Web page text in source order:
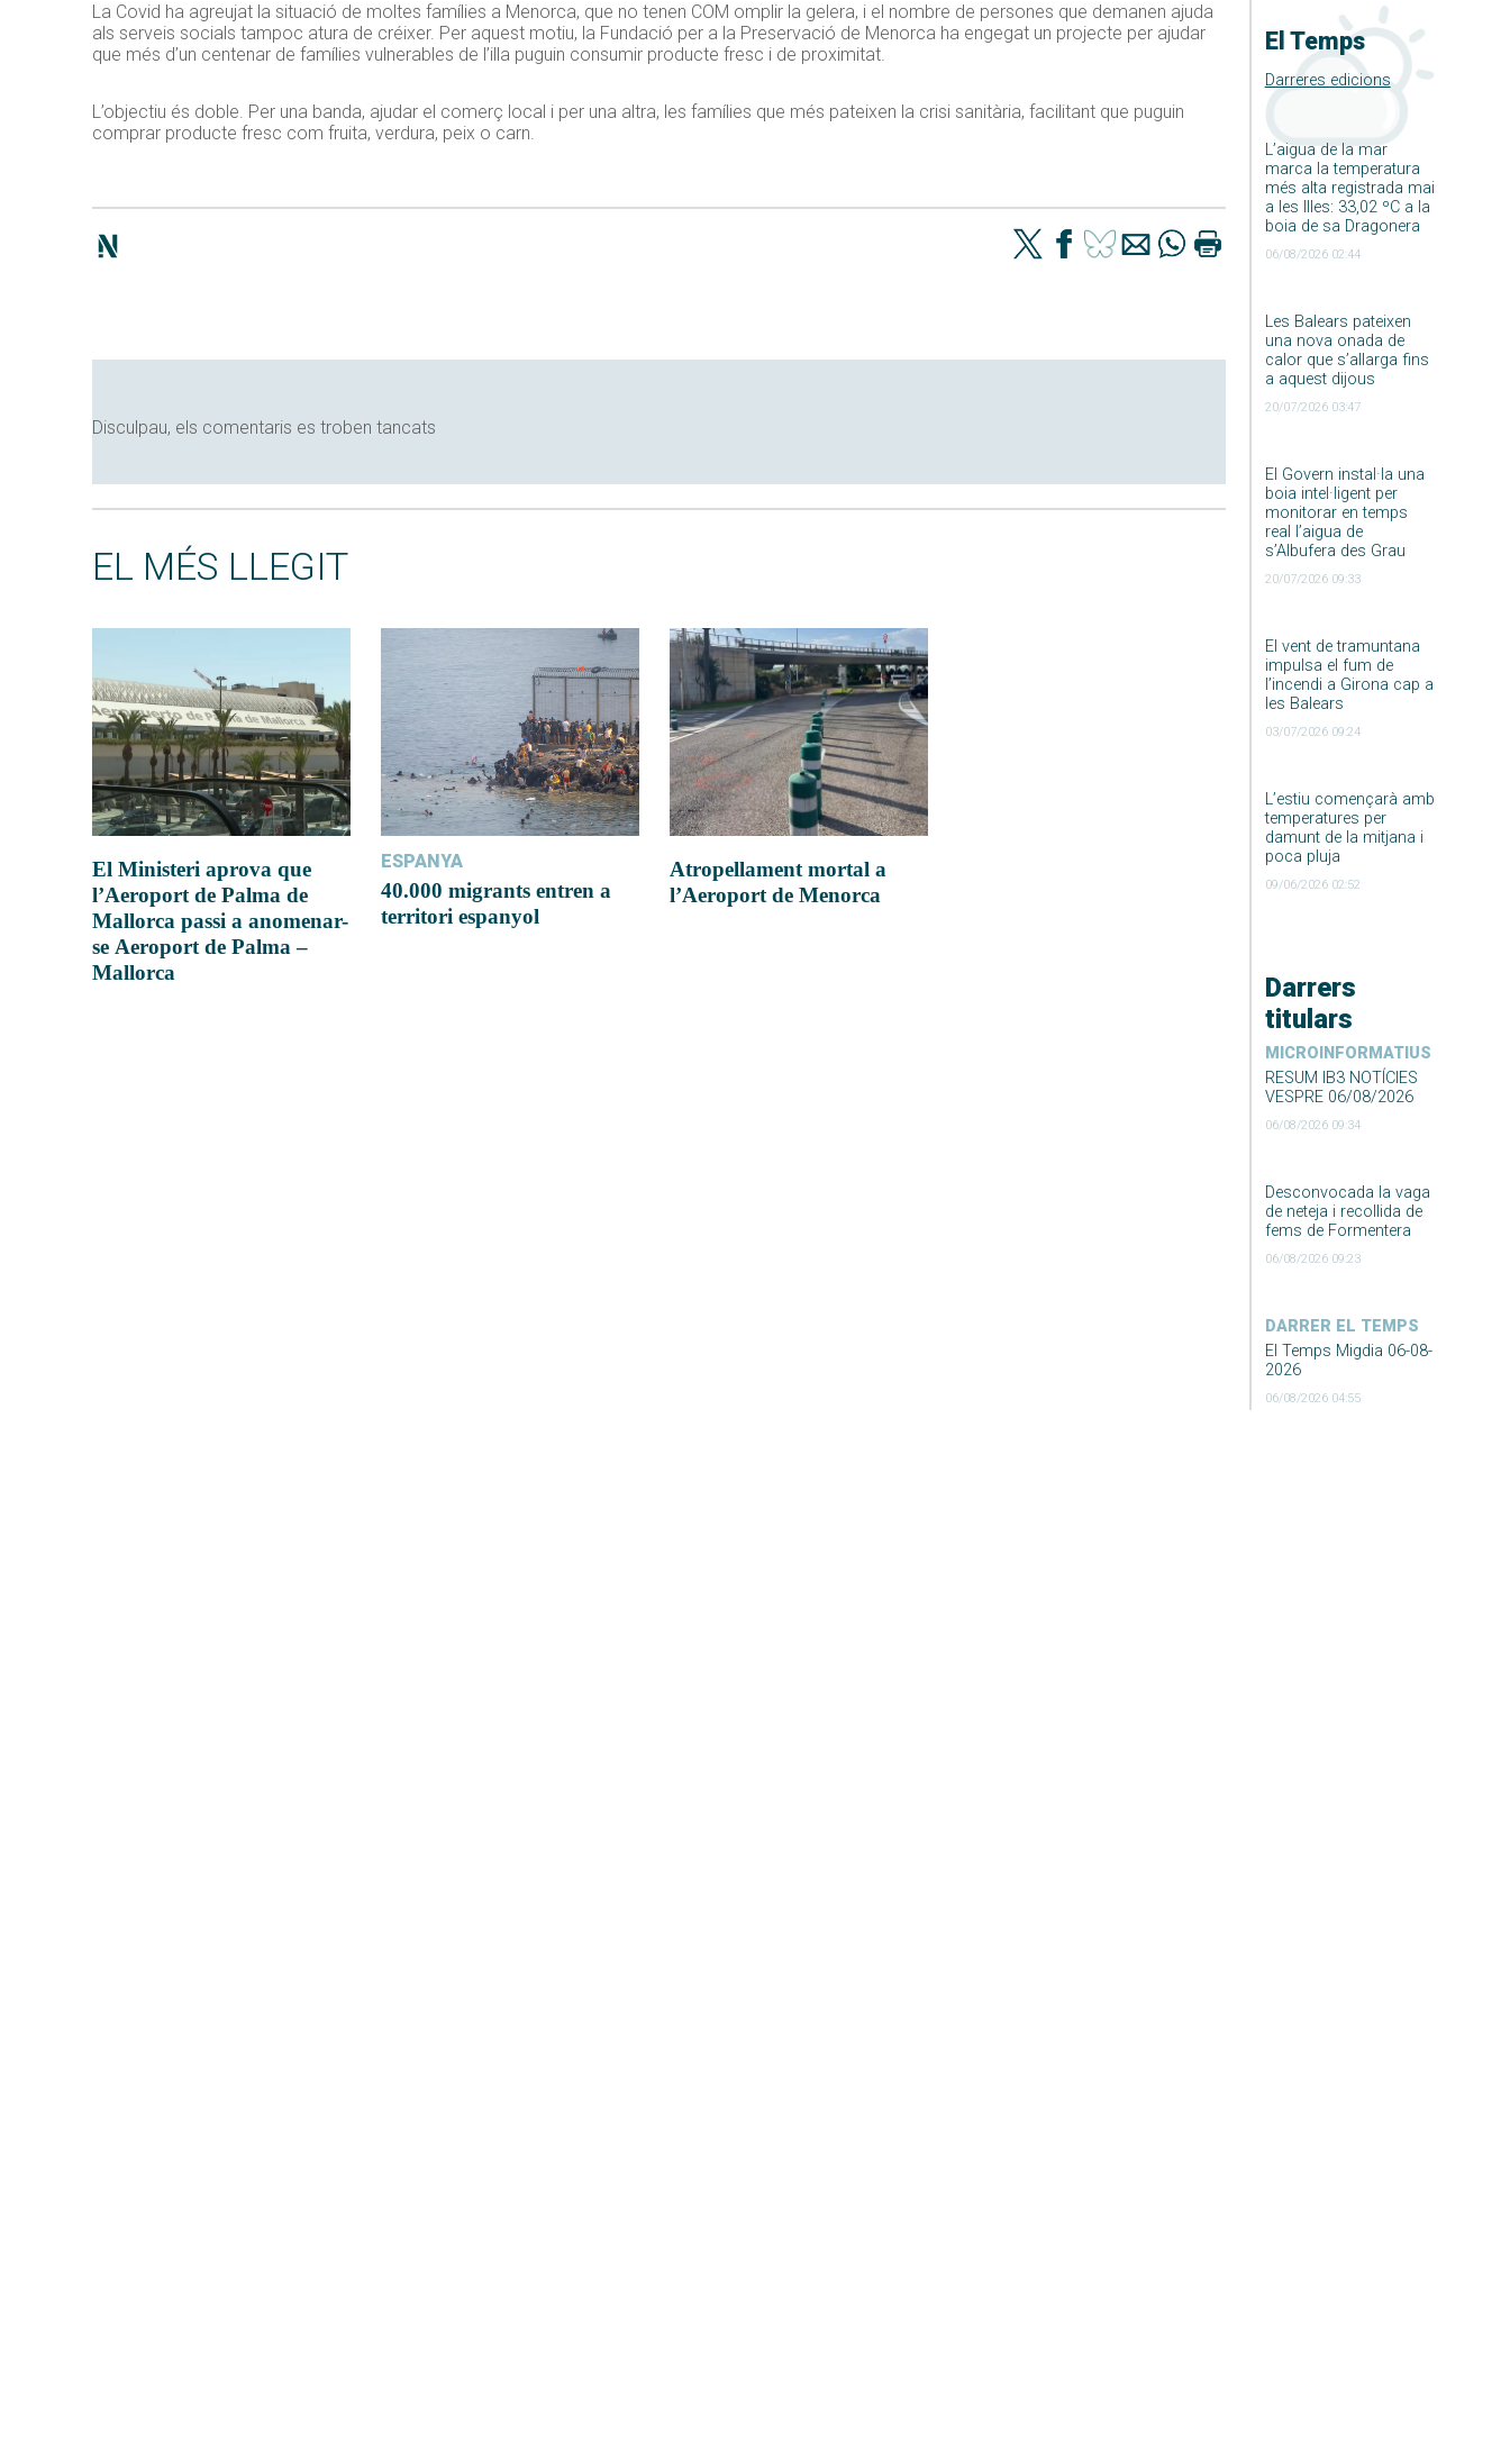
El Temps
Darreres edicions
L’aigua de la mar
marca la temperatura
més alta registrada mai
a les Illes: 33,02 ºC a la
boia de sa Dragonera
06/08/2026 02:44
Les Balears pateixen
una nova onada de
calor que s’allarga fins
a aquest dijous
20/07/2026 03:47
El Govern instal·la una
boia intel·ligent per
monitorar en temps
real l’aigua de
s’Albufera des Grau
20/07/2026 09:33
El vent de tramuntana
impulsa el fum de
l’incendi a Girona cap a
les Balears
03/07/2026 09:24
L’estiu començarà amb
temperatures per
damunt de la mitjana i
poca pluja
09/06/2026 02:52
Darrers
titulars
MICROINFORMATIUS
RESUM IB3 NOTÍCIES
VESPRE 06/08/2026
06/08/2026 09:34
Desconvocada la vaga
de neteja i recollida de
fems de Formentera
06/08/2026 09:23
DARRER EL TEMPS
El Temps Migdia 06-08-
2026
06/08/2026 04:55
La Covid ha agreujat la situació de moltes famílies a Menorca, que no tenen COM omplir la gelera, i el nombre de persones que demanen ajuda
als serveis socials tampoc atura de créixer. Per aquest motiu, la Fundació per a la Preservació de Menorca ha engegat un projecte per ajudar
que més d’un centenar de famílies vulnerables de l’illa puguin consumir producte fresc i de proximitat.
L’objectiu és doble. Per una banda, ajudar el comerç local i per una altra, les famílies que més pateixen la crisi sanitària, facilitant que puguin
comprar producte fresc com fruita, verdura, peix o carn.
Disculpau, els comentaris es troben tancats
EL MÉS LLEGIT
El Ministeri aprova que
l’Aeroport de Palma de
Mallorca passi a anomenar-
se Aeroport de Palma –
Mallorca
ESPANYA
40.000 migrants entren a
territori espanyol
Atropellament mortal a
l’Aeroport de Menorca